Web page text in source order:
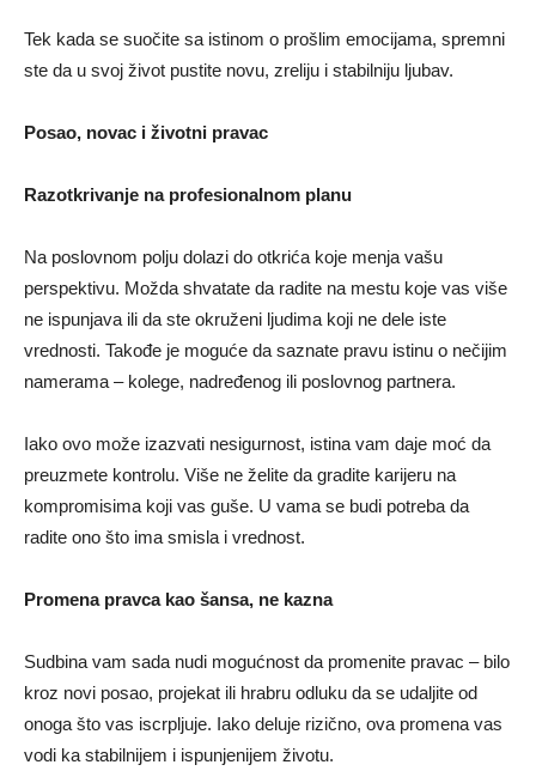
Tek kada se suočite sa istinom o prošlim emocijama, spremni
ste da u svoj život pustite novu, zreliju i stabilniju ljubav.
Posao, novac i životni pravac
Razotkrivanje na profesionalnom planu
Na poslovnom polju dolazi do otkrića koje menja vašu
perspektivu. Možda shvatate da radite na mestu koje vas više
ne ispunjava ili da ste okruženi ljudima koji ne dele iste
vrednosti. Takođe je moguće da saznate pravu istinu o nečijim
namerama – kolege, nadređenog ili poslovnog partnera.
Iako ovo može izazvati nesigurnost, istina vam daje moć da
preuzmete kontrolu. Više ne želite da gradite karijeru na
kompromisima koji vas guše. U vama se budi potreba da
radite ono što ima smisla i vrednost.
Promena pravca kao šansa, ne kazna
Sudbina vam sada nudi mogućnost da promenite pravac – bilo
kroz novi posao, projekat ili hrabru odluku da se udaljite od
onoga što vas iscrpljuje. Iako deluje rizično, ova promena vas
vodi ka stabilnijem i ispunjenijem životu.